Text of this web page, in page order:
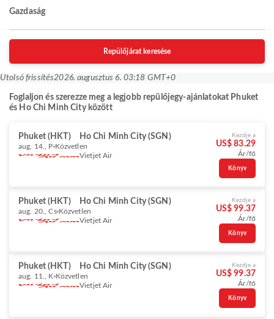
Gazdaság
Repülőjárat keresése
Utolsó frissítés2026. augusztus 6. 03:18 GMT+0
Foglaljon és szerezze meg a legjobb repülőjegy-ajánlatokat Phuket
és Ho Chi Minh City között
Phuket (HKT) Ho Chi Minh City (SGN)
aug. 14., P Közvetlen
Vietjet Air
Kezdje a
US$ 83.29
Ár/fő
Könyv
Phuket (HKT) Ho Chi Minh City (SGN)
aug. 20., Cs Közvetlen
Vietjet Air
Kezdje a
US$ 99.37
Ár/fő
Könyv
Phuket (HKT) Ho Chi Minh City (SGN)
aug. 11., K Közvetlen
Vietjet Air
Kezdje a
US$ 99.37
Ár/fő
Könyv